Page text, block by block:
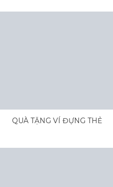
QUÀ TẶNG VÍ ĐỰNG THẺ